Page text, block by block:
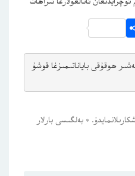
Share
ھوقۇقى باياناتىمىزغا قوشۇ
* بەلگىسى بارلار